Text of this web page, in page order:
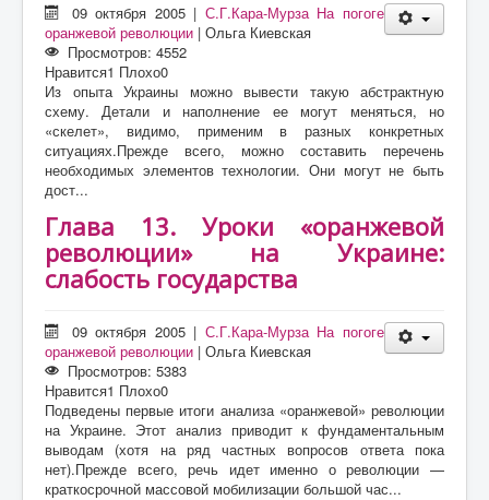
09 октября 2005 | С.Г.Кара-Мурза На погоге
оранжевой революции | Ольга Киевская
Просмотров: 4552
Нравится1 Плохо0
Из опыта Украины можно вывести такую абстрактную
схему. Детали и наполнение ее могут меняться, но
«скелет», видимо, применим в разных конкретных
ситуациях.Прежде всего, можно составить перечень
необходимых элементов технологии. Они могут не быть
дост...
Глава 13. Уроки «оранжевой
революции» на Украине:
слабость государства
09 октября 2005 | С.Г.Кара-Мурза На погоге
оранжевой революции | Ольга Киевская
Просмотров: 5383
Нравится1 Плохо0
Подведены первые итоги анализа «оранжевой» революции
на Украине. Этот анализ приводит к фундаментальным
выводам (хотя на ряд частных вопросов ответа пока
нет).Прежде всего, речь идет именно о революции —
краткосрочной массовой мобилизации большой час...